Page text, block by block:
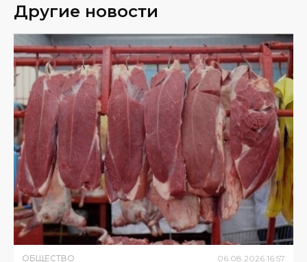
Другие новости
ОБЩЕСТВО 06 08 2026 16:57